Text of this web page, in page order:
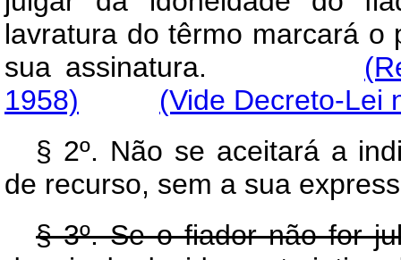
lavratura do têrmo marcará
sua assinatura.
1958)
(Vide Decreto-Lei
§ 2º. Não se aceitará a
de recurso, sem a sua
§ 3º. Se o fiador não for